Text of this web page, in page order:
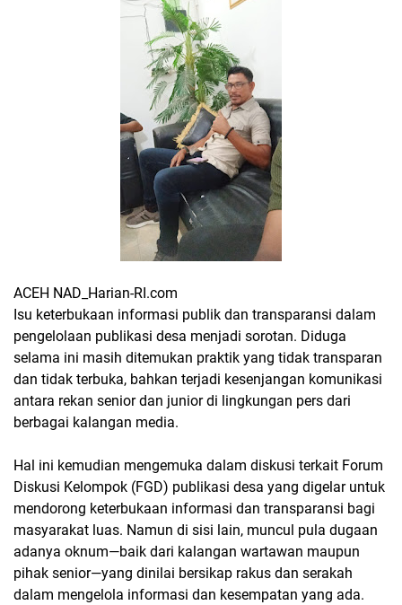
ACEH NAD_Harian-RI.com
Isu keterbukaan informasi publik dan transparansi dalam
pengelolaan publikasi desa menjadi sorotan. Diduga
selama ini masih ditemukan praktik yang tidak transparan
dan tidak terbuka, bahkan terjadi kesenjangan komunikasi
antara rekan senior dan junior di lingkungan pers dari
berbagai kalangan media.
Hal ini kemudian mengemuka dalam diskusi terkait Forum
Diskusi Kelompok (FGD) publikasi desa yang digelar untuk
mendorong keterbukaan informasi dan transparansi bagi
masyarakat luas. Namun di sisi lain, muncul pula dugaan
adanya oknum—baik dari kalangan wartawan maupun
pihak senior—yang dinilai bersikap rakus dan serakah
dalam mengelola informasi dan kesempatan yang ada.